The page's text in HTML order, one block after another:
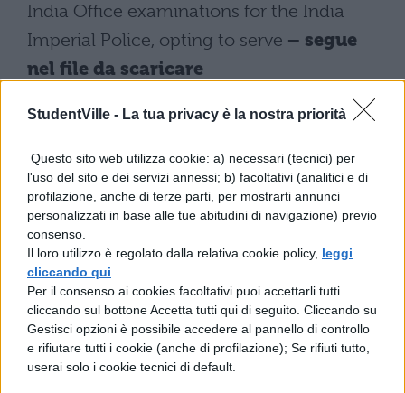
StudentVille - La tua privacy è la nostra priorità
Questo sito web utilizza cookie: a) necessari (tecnici) per
l'uso del sito e dei servizi annessi; b) facoltativi (analitici e di
profilazione, anche di terze parti, per mostrarti annunci
personalizzati in base alle tue abitudini di navigazione) previo
consenso.
Il loro utilizzo è regolato dalla relativa cookie policy, leggi
cliccando qui
Per il consenso ai cookies facoltativi puoi accettarli tutti
cliccando sul bottone Accetta tutti qui di seguito. Cliccando su
Gestisci opzioni è possibile accedere al pannello di controllo
e rifiutare tutti i cookie (anche di profilazione); Se rifiuti tutto,
userai solo i cookie tecnici di default.
India Office examinations for the India
Imperial Police, opting to serve – segue
nel file da scaricare
TI POTREBBE INTERESSARE
LETTERATURA INGLESE
Le allegre comari di
Windsor, trama e